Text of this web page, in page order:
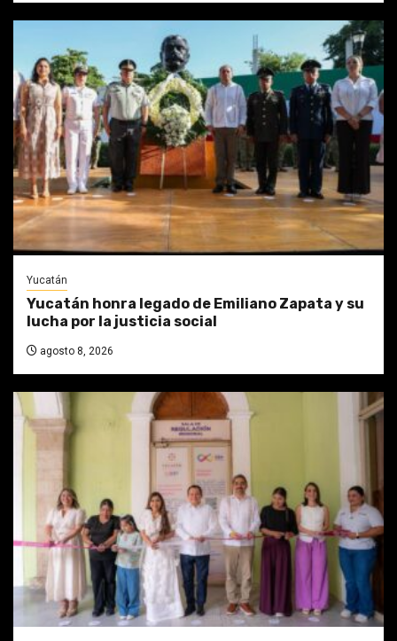
Yucatán
Yucatán honra legado de Emiliano Zapata y su
lucha por la justicia social
agosto 8, 2026